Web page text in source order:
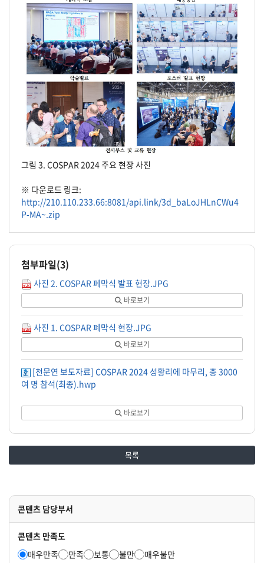
그림 3. COSPAR 2024 주요 현장 사진
※ 다운로드 링크:
http://210.110.233.66:8081/api.link/3d_baLoJHLnCWu4
P-MA~.zip
첨부파일(3)
사진 2. COSPAR 폐막식 발표 현장.JPG
바로보기
사진 1. COSPAR 폐막식 현장.JPG
바로보기
[천문연 보도자료] COSPAR 2024 성황리에 마무리, 총 3000
여 명 참석(최종).hwp
바로보기
목록
콘텐츠 담당부서
콘텐츠 만족도
매우만족
만족 보통 불만 매우불만